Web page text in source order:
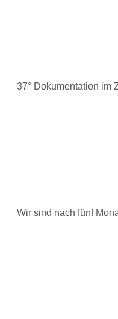
37° Dokumentation im
Wir sind nach fünf